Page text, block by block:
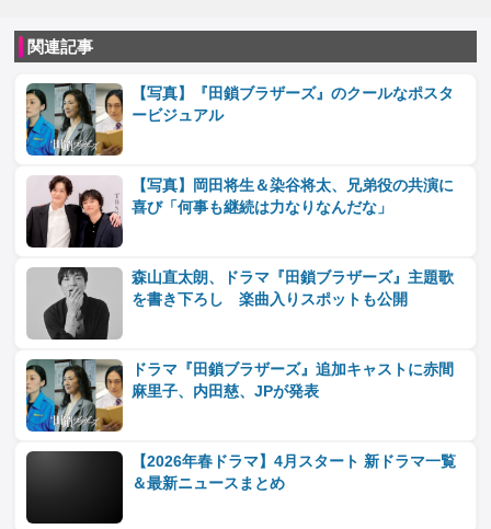
関連記事
【写真】『田鎖ブラザーズ』のクールなポスタ
ービジュアル
【写真】岡田将生＆染谷将太、兄弟役の共演に
喜び「何事も継続は力なりなんだな」
森山直太朗、ドラマ『田鎖ブラザーズ』主題歌
を書き下ろし 楽曲入りスポットも公開
ドラマ『田鎖ブラザーズ』追加キャストに赤間
麻里子、内田慈、JPが発表
【2026年春ドラマ】4月スタート 新ドラマ一覧
＆最新ニュースまとめ